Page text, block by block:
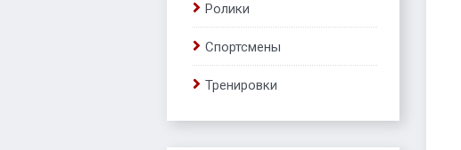
Ролики
Спортсмены
Тренировки